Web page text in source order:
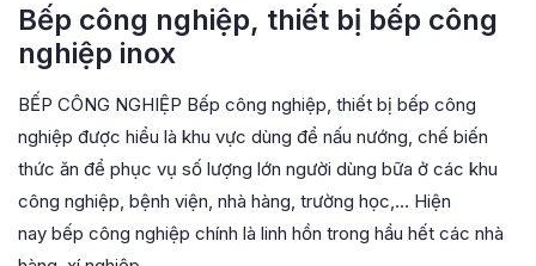
Bếp công nghiệp, thiết bị bếp công
nghiệp inox
BẾP CÔNG NGHIỆP Bếp công nghiệp, thiết bị bếp công
nghiệp được hiểu là khu vực dùng để nấu nướng, chế biến
thức ăn để phục vụ số lượng lớn người dùng bữa ở các khu
công nghiệp, bệnh viện, nhà hàng, trường học,… Hiện
nay bếp công nghiệp chính là linh hồn trong hầu hết các nhà